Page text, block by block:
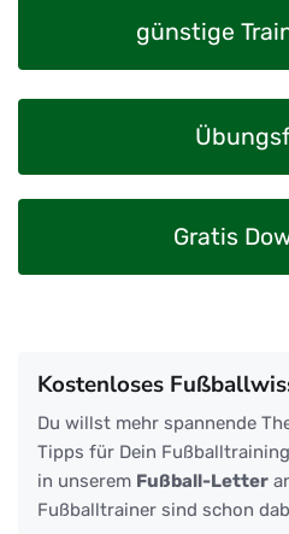
günstige
Gratis
Kostenloses
Du willst mehr spannende
Tipps für Dein
in unserem Fußball-Letter
Fußballtrainer sind schon